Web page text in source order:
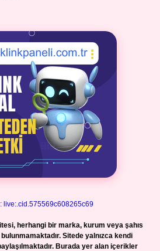
live:.cid.575569c608265c69
herhangi bir marka, kurum veya şahıs
Sitede yalnızca kendi
Burada yer alan içerikler